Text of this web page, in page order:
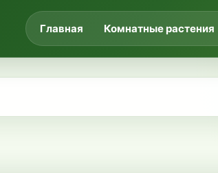
Главная Комнатные растения